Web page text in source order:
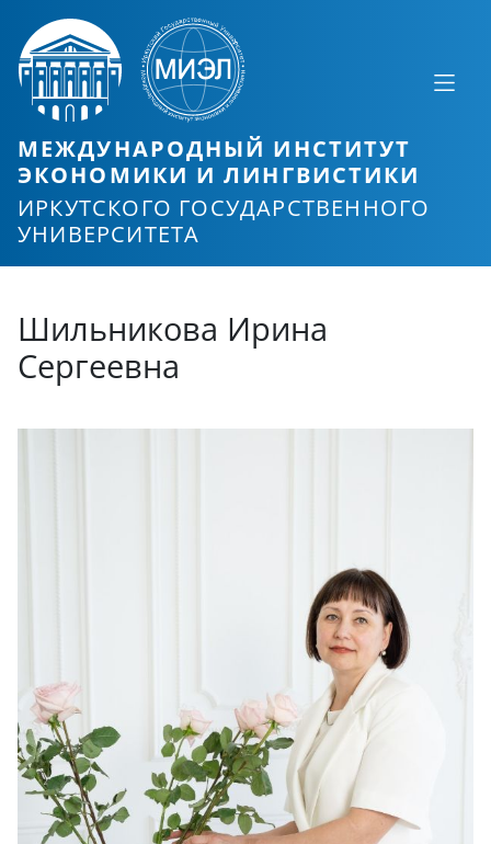
МЕЖДУНАРОДНЫЙ ИНСТИТУТ
ЭКОНОМИКИ И ЛИНГВИСТИКИ
ИРКУТСКОГО ГОСУДАРСТВЕННОГО
УНИВЕРСИТЕТА
Шильникова Ирина
Сергеевна